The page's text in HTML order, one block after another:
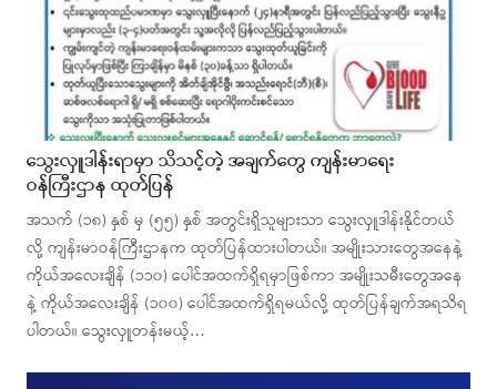
သွေးလှူဒါန်းရာမှာ သိသင့်တဲ့ အချက်တွေ ကျန်းမာရေး
ဝန်ကြီးဌာန ထုတ်ပြန်
အသက် (၁၈) နှစ် မှ (၅၅) နှစ် အတွင်းရှိသူများသာ သွေးလှူဒါန်းနိုင်တယ်
လို့ ကျန်းမာဝန်ကြီးဌာနက ထုတ်ပြန်ထားပါတယ်။ အမျိုးသားတွေအနေနဲ့
ကိုယ်အလေးချိန် (၁၁၀) ပေါင်အထက်ရှိရမှာဖြစ်ကာ အမျိုးသမီးတွေအနေ
နဲ့ ကိုယ်အလေးချိန် (၁၀၀) ပေါင်အထက်ရှိရမယ်လို့ ထုတ်ပြန်ချက်အရသိရ
ပါတယ်။ သွေးလှူတန်းမယ့်…